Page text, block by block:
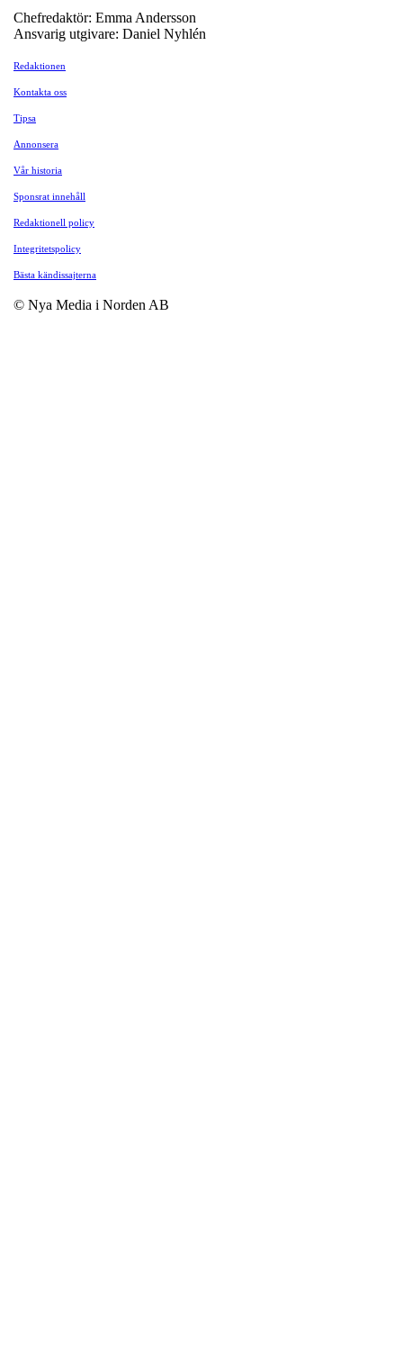
Chefredaktör: Emma Andersson
Ansvarig utgivare: Daniel Nyhlén
Redaktionen
Kontakta oss
Tipsa
Annonsera
Vår historia
Sponsrat innehåll
Redaktionell policy
Integritetspolicy
Bästa kändissajterna
© Nya Media i Norden AB